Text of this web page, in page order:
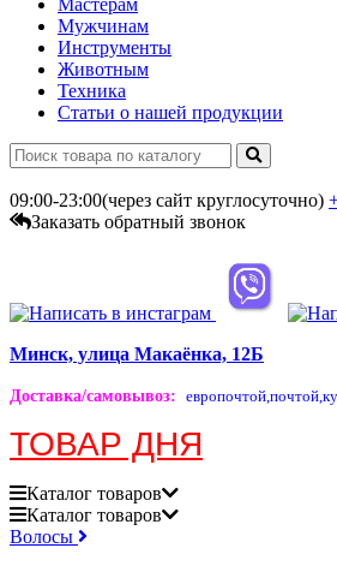
Мастерам
Мужчинам
Инструменты
Животным
Техника
Статьи о нашей продукции
09:00-23:00(через сайт круглосуточно)
Заказать обратный звонок
Минск, улица Макаёнка, 12Б
Доставка/самовывоз: европочтой,почтой,
ТОВАР ДНЯ
Каталог товаров
Каталог товаров
Волосы